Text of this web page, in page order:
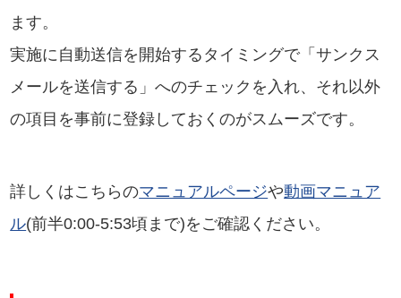
ます。
実施に自動送信を開始するタイミングで「サンクス
メールを送信する」へのチェックを入れ、それ以外
の項目を事前に登録しておくのがスムーズです。
詳しくはこちらのマニュアルページや動画マニュア
ル(前半0:00-5:53頃まで)をご確認ください。